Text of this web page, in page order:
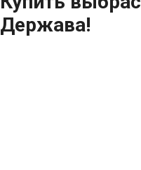
Держава!